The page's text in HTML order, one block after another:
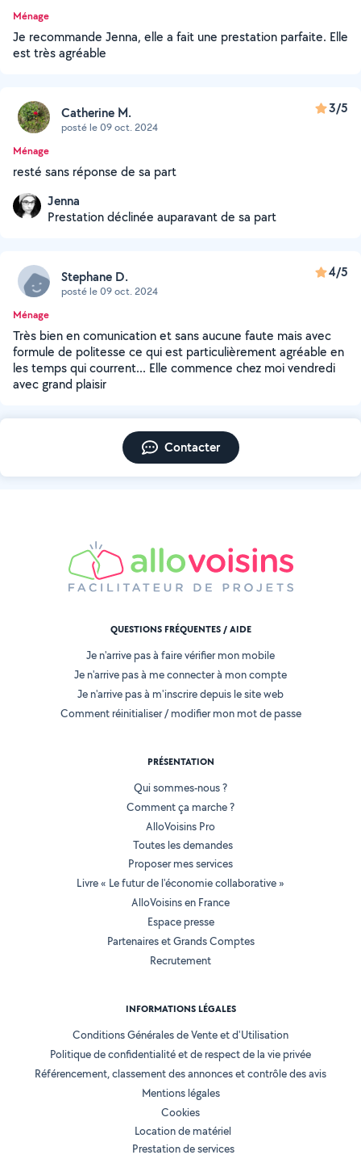
Ménage
Je recommande Jenna, elle a fait une prestation parfaite. Elle
est très agréable
Catherine M.
posté le 09 oct. 2024
3/5
Ménage
resté sans réponse de sa part
Jenna
Prestation déclinée auparavant de sa part
Stephane D.
posté le 09 oct. 2024
4/5
Ménage
Très bien en comunication et sans aucune faute mais avec
formule de politesse ce qui est particulièrement agréable en
les temps qui courrent... Elle commence chez moi vendredi
avec grand plaisir
Contacter
QUESTIONS FRÉQUENTES / AIDE
Je n'arrive pas à faire vérifier mon mobile
Je n'arrive pas à me connecter à mon compte
Je n'arrive pas à m'inscrire depuis le site web
Comment réinitialiser / modifier mon mot de passe
PRÉSENTATION
Qui sommes-nous ?
Comment ça marche ?
AlloVoisins Pro
Toutes les demandes
Proposer mes services
Livre « Le futur de l'économie collaborative »
AlloVoisins en France
Espace presse
Partenaires et Grands Comptes
Recrutement
INFORMATIONS LÉGALES
Conditions Générales de Vente et d'Utilisation
Politique de confidentialité et de respect de la vie privée
Référencement, classement des annonces et contrôle des avis
Mentions légales
Cookies
Location de matériel
Prestation de services